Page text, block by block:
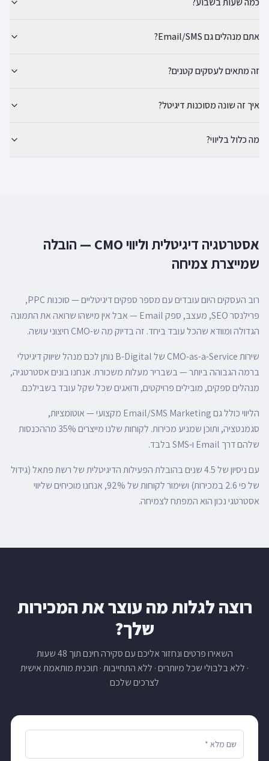
אתם מנהלים גם Email/SMS?
זה מתאים לעסקים קטנים?
איך זה שונה מסוכנות דיגיטל?
מה כלול בליווי?
אסטרטגיה דיגיטלית וליווי CMO — הובלה
שמייצרת צמיחה
רוב העסקים היום עובדים עם מספר ספקים דיגיטליים — סוכנות PPC,
פרילנסר SEO, מעצב, ספק Email — אבל אין מישהו שרואה את התמונה
הגדולה ומוודא שהכל עובד ביחד. זה בדיוק מה ש-CMO חיצוני עושה.
שירות CMO-as-a-Service של B-Digital נותן לכם מנהל שיווק דיגיטלי
ברמה הגבוהה ביותר — בשבריר מעלות משכורת. אנחנו בונים אסטרטגיה,
מנהלים ספקים, מובילים פרויקטים, ודואגים שכל שקל עובד בשבילכם.
הליווי כולל גם Email/SMS Marketing מקצועי — אוטומציות,
סגמנטציה, ותוכן שמניע מכירות. לקוחות שלנו מייצרים 35% מההכנסות
שלהם דרך Email ו-SMS בלבד.
עם ניסיון של 4.5 שנים בהובלת הפעילות הדיגיטלית של רשת פתאל (גידול
של פי 2.6 במכירות) ושימור לקוחות של 92%, אנחנו מוכיחים שליווי
אסטרטגי נכון הוא המפתח לצמיחה.
רוצה לגלות מה עוצר את המכירות
שלך?
השאירו פרטים ונחזור אליכם עם סקירה חינם תוך 48 שעות
· ללא בלבולי שכל מיותרים · ללא התחייבות · תוכנית מותאמת אישית
לצרכים שלכם
שם מלא *